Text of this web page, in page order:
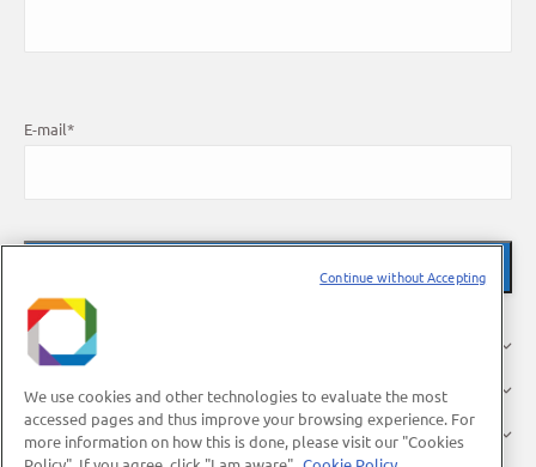
E-mail*
O LNBR
Pesquisa
Indústria
We use cookies and other technologies to evaluate the most
accessed pages and thus improve your browsing experience. For
more information on how this is done, please visit our "Cookies
Continue without Accepting